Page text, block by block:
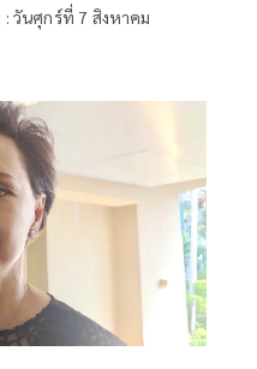
วันศุกร์ที่ 7 สิงหาคม